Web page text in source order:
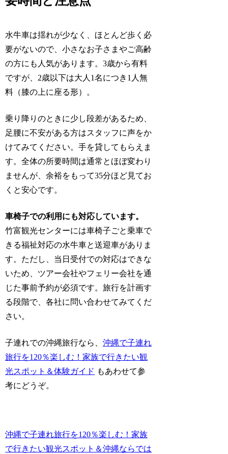
水牛車は揺れが少なく、ほとんど歩く必
要がないので、小さなお子さまやご高齢
の方にも人気があります。3歳から有料
ですが、2歳以下は大人1名につき1人無
料（膝の上に座る形）。
乗り降りのときに少し段差があるため、
足腰に不安がある方はスタッフに声をか
けてみてください。手を貸してもらえま
す。全体の所要時間は通常とほぼ変わり
ませんが、余裕をもって35分ほど見てお
くと安心です。
車椅子での利用にも対応しています。
竹富観光センターには車椅子ごと乗車で
きる福祉対応の水牛車と送迎車がありま
す。ただし、当日受付での対応はできな
いため、ツアー会社やフェリー会社を通
じた事前予約が必須です。旅行を計画す
る段階で、各社に問い合わせてみてくだ
さい。
子連れでの沖縄旅行なら、沖縄で子連れ
旅行を120％楽しむ！家族で行きたい観
光スポット＆体験ガイド もあわせて参
考にどうぞ。
沖縄で子連れ旅行を120％楽しむ！家族
で行きたい観光スポット＆沖縄ならでは